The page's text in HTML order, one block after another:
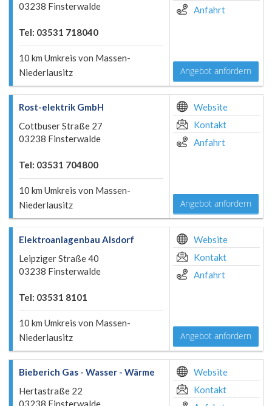
03238 Finsterwalde
Tel: 03531 718040
10 km Umkreis von Massen-
Niederlausitz
Anfahrt
Angebot anfordern
Rost-elektrik GmbH
Cottbuser Straße 27
03238 Finsterwalde
Tel: 03531 704800
10 km Umkreis von Massen-
Niederlausitz
Website
Kontakt
Anfahrt
Angebot anfordern
Elektroanlagenbau Alsdorf
Leipziger Straße 40
03238 Finsterwalde
Tel: 03531 8101
10 km Umkreis von Massen-
Niederlausitz
Website
Kontakt
Anfahrt
Angebot anfordern
Bieberich Gas - Wasser - Wärme
Hertastraße 22
03238 Finsterwalde
Website
Kontakt